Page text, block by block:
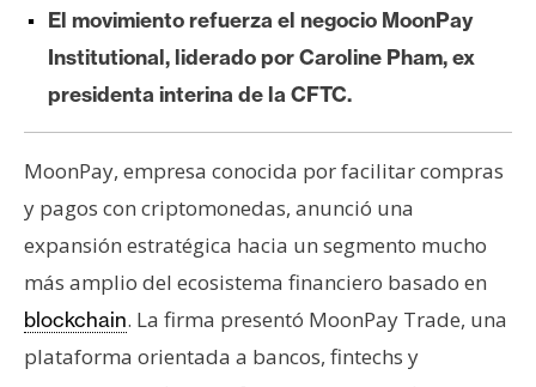
n
á
l
i
s
N
o
t
El movimiento refuerza el negocio MoonPay
Institutional, liderado por Caroline Pham, ex
presidenta interina de la CFTC.
MoonPay, empresa conocida por facilitar compras
y pagos con criptomonedas, anunció una
expansión estratégica hacia un segmento mucho
más amplio del ecosistema financiero basado en
blockchain. La firma presentó MoonPay Trade, una
plataforma orientada a bancos, fintechs y